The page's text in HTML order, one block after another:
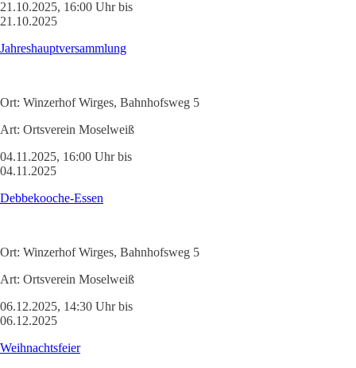
21.10.2025, 16:00 Uhr bis
21.10.2025
Jahreshauptversammlung
Ort: Winzerhof Wirges, Bahnhofsweg 5
Art: Ortsverein Moselweiß
04.11.2025, 16:00 Uhr bis
04.11.2025
Debbekooche-Essen
Ort: Winzerhof Wirges, Bahnhofsweg 5
Art: Ortsverein Moselweiß
06.12.2025, 14:30 Uhr bis
06.12.2025
Weihnachtsfeier